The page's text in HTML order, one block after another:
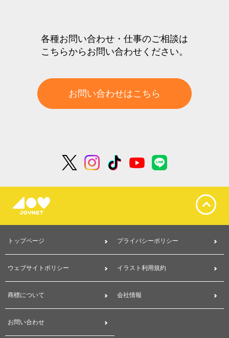
各種お問い合わせ・仕事のご相談は
こちらからお問い合わせください。
お問い合わせはこちら
トップページ プライバシーポリシー
ウェブサイトポリシー イラスト利用規約
商標について 会社情報
お問い合わせ